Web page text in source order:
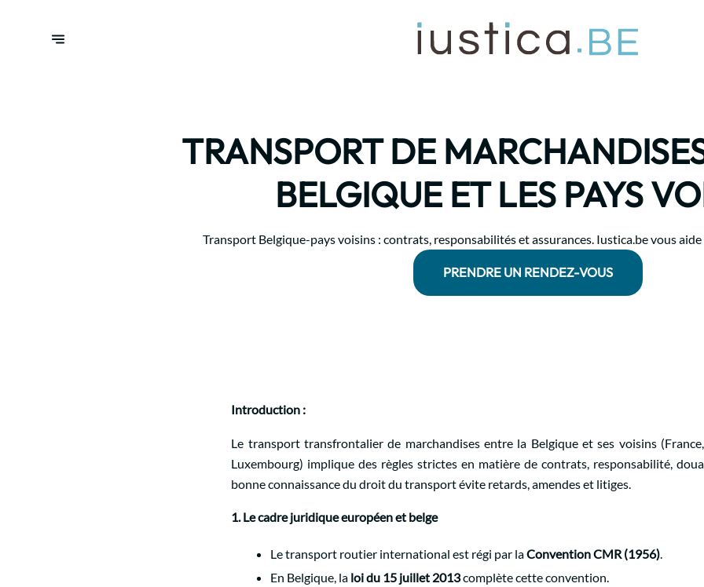
TRANSPORT DE
BELGIQUE ET LES PAYS
Transport Belgique-pays voisins : contrats, responsabilités et assurances. Iustica.be vous
PRENDRE UN RENDEZ-VOUS
Introduction :
Le transport transfrontalier de marchandises entre la Belgique et ses voisins
Luxembourg) implique des règles strictes en matière de contrats, responsabilité,
bonne connaissance du droit du transport évite retards, amendes et litiges.
1. Le cadre juridique européen et belge
Le transport routier international est régi par laConvention CMR (1956).
En Belgique, la loi du 15 juillet 2013complète cette convention.